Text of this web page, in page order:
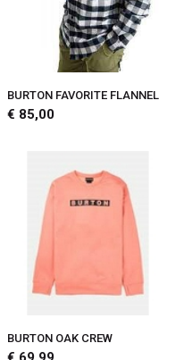
BURTON FAVORITE FLANNEL
€ 85,00
BURTON OAK CREW